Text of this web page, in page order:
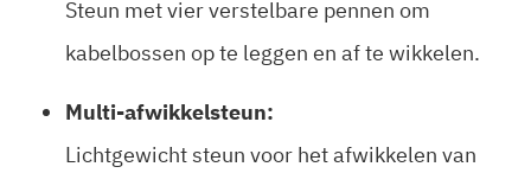
Steun met vier verstelbare pennen om
kabelbossen op te leggen en af te wikkelen.
Multi-afwikkelsteun:
Lichtgewicht steun voor het afwikkelen van